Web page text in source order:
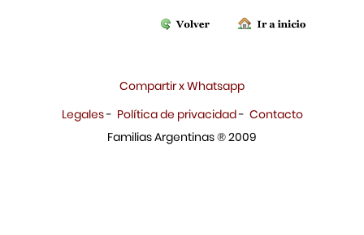
Compartir x Whatsapp
Legales- Política de privacidad- Contacto
Familias Argentinas ® 2009